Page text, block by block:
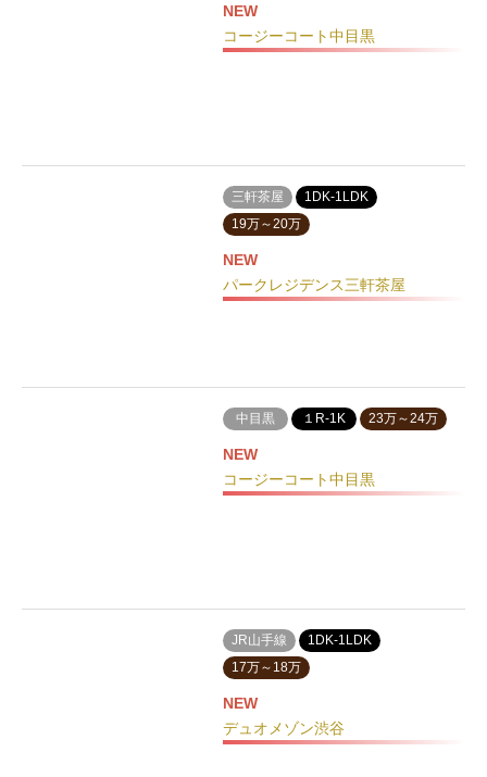
NEW
コージーコート中目黒
三軒茶屋
1DK-1LDK
19万～20万
NEW
パークレジデンス三軒茶屋
中目黒 １R-1K 23万～24万
NEW
コージーコート中目黒
JR山手線
1DK-1LDK
17万～18万
NEW
デュオメゾン渋谷